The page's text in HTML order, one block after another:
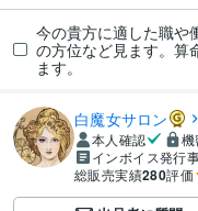
今の貴方に適した職や
の方位など見ます。算
ます。
白魔女サロン
本人確認
インボイス発行
総販売実績280評価